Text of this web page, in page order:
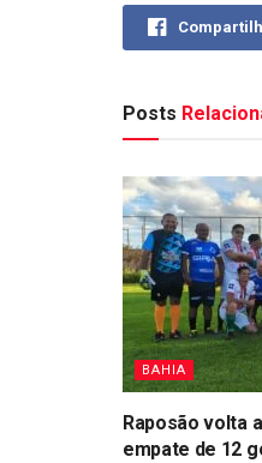
Posts
BAHIA
Raposão volta
empate de 12